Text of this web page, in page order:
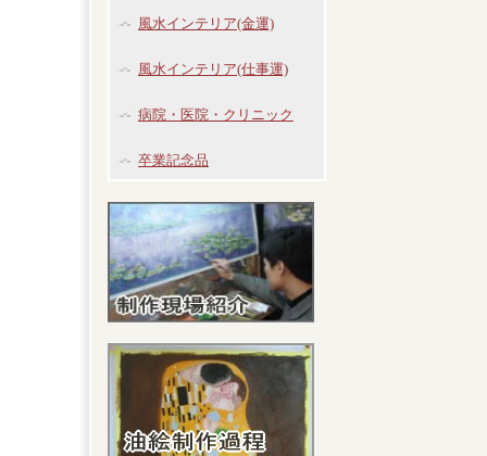
風水インテリア(金運)
風水インテリア(仕事運)
病院・医院・クリニック
卒業記念品